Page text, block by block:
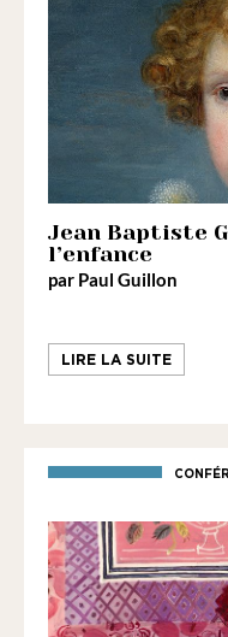
Jean Baptiste
l’enfance
par Paul Guillon
LIRE LA SUITE